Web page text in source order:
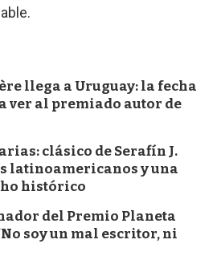
llega a Uruguay: la fecha
ver al premiado autor de
clásico de Serafín J.
latinoamericanos y una
histórico
del Premio Planeta
soy un mal escritor, ni